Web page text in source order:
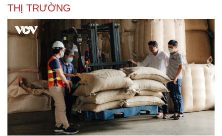
Bắt giữ người phụ nữ giả danh công an lừa đảo "chạy
án" 400 triệu đồng
Tạm giữ hình sự người đàn ông đạp ngã chồng cũ của
bạn gái giữa đường
Cha dượng đánh đập, bắt bé gái 11 tuổi ở Đồng Nai quỳ
đến 1h sáng
Khám xét khẩn cấp nhà Bùi Xuân Huấn (Huấn Hoa
Hồng)
THỊ TRƯỜNG